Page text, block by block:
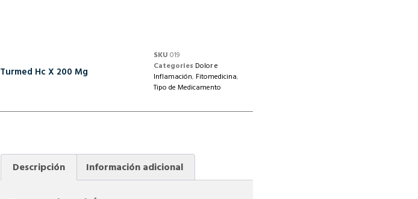
Turmed Hc X 200 Mg
SKU 019
Categories Dolor e
Inflamación, Fitomedicina,
Tipo de Medicamento
Descripción Información adicional